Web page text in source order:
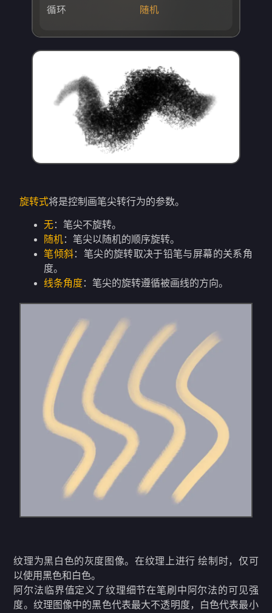
旋转式将是控制画笔尖转行为的参数。
无：笔尖不旋转。
随机：笔尖以随机的顺序旋转。
笔倾斜：笔尖的旋转取决于铅笔与屏幕的关系角
度。
线条角度：笔尖的旋转遵循被画线的方向。
纹理为黑白色的灰度图像。在纹理上进行 绘制时，仅可
以使用黑色和白色。
阿尔法临界值定义了纹理细节在笔刷中阿尔法的可见强
度。纹理图像中的黑色代表最大不透明度，白色代表最小